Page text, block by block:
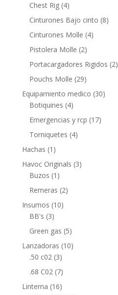
Chest Rig (4)
Cinturones Bajo cinto (8)
Cinturones Molle (4)
Pistolera Molle (2)
Portacargadores Rigidos (2)
Pouchs Molle (29)
Equipamiento medico (30)
Botiquines (4)
Emergencias y rcp (17)
Torniquetes (4)
Hachas (1)
Havoc Originals (3)
Buzos (1)
Remeras (2)
Insumos (10)
BB's (3)
Green gas (5)
Lanzadoras (10)
.50 c02 (3)
.68 C02 (7)
Linterna (16)